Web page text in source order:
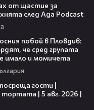
от щастие за
след Ада Podcast
побой в Пловдив:
че сред групата
имало и момичета
гости |
| 5 авг. 2026 |